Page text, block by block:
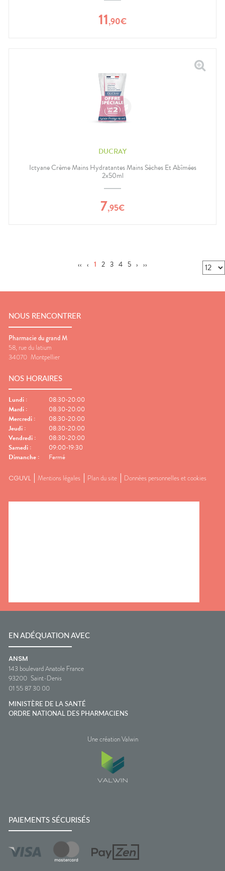
11,90€
DUCRAY
Ictyane Crème Mains Hydratantes Mains Sèches Et Abîmées
2x50ml
7,95€
‹‹ ‹ 1 2 3 4 5 › ››
NOUS RENCONTRER
Pharmacie du grand M
58, rue du latium
34070 Montpellier
NOS HORAIRES
Lundi :
08:30-20:00
Mardi :
08:30-20:00
Mercredi :
08:30-20:00
Jeudi :
08:30-20:00
Vendredi :
08:30-20:00
Samedi :
09:00-19:30
Dimanche : Fermé
CGUVL Mentions légales Plan du site Données personnelles et cookies
EN ADÉQUATION AVEC
ANSM
143 boulevard Anatole France
93200 Saint-Denis
01 55 87 30 00
MINISTÈRE DE LA SANTÉ
ORDRE NATIONAL DES PHARMACIENS
Une création Valwin
PAIEMENTS SÉCURISÉS